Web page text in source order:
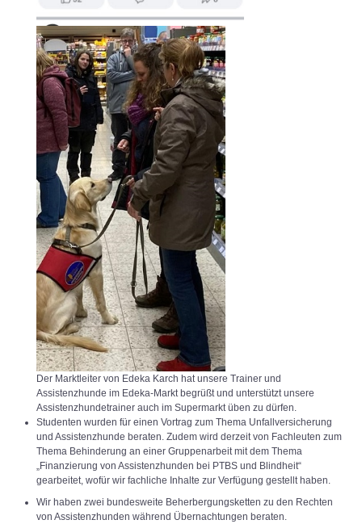
Der Marktleiter von Edeka Karch hat unsere Trainer und
Assistenzhunde im Edeka-Markt begrüßt und unterstützt unsere
Assistenzhundetrainer auch im Supermarkt üben zu dürfen.
Studenten wurden für einen Vortrag zum Thema Unfallversicherung
und Assistenzhunde beraten. Zudem wird derzeit von Fachleuten zum
Thema Behinderung an einer Gruppenarbeit mit dem Thema
„Finanzierung von Assistenzhunden bei PTBS und Blindheit“
gearbeitet, wofür wir fachliche Inhalte zur Verfügung gestellt haben.
Wir haben zwei bundesweite Beherbergungsketten zu den Rechten
von Assistenzhunden während Übernachtungen beraten.